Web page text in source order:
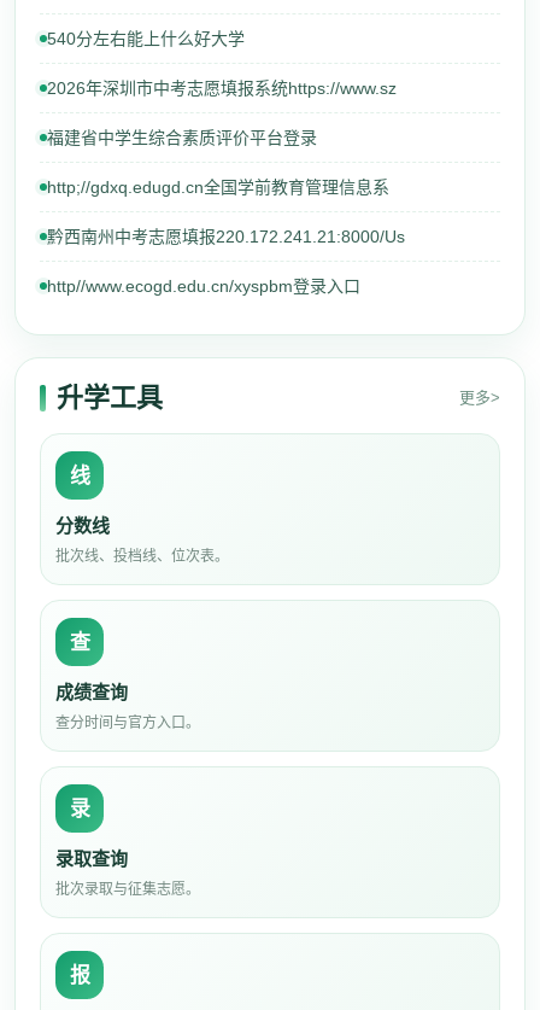
540分左右能上什么好大学
2026年深圳市中考志愿填报系统https://www.sz
福建省中学生综合素质评价平台登录
http;//gdxq.edugd.cn全国学前教育管理信息系
黔西南州中考志愿填报220.172.241.21:8000/Us
http//www.ecogd.edu.cn/xyspbm登录入口
升学工具 更多>
线
分数线
批次线、投档线、位次表。
查
成绩查询
查分时间与官方入口。
录
录取查询
批次录取与征集志愿。
报